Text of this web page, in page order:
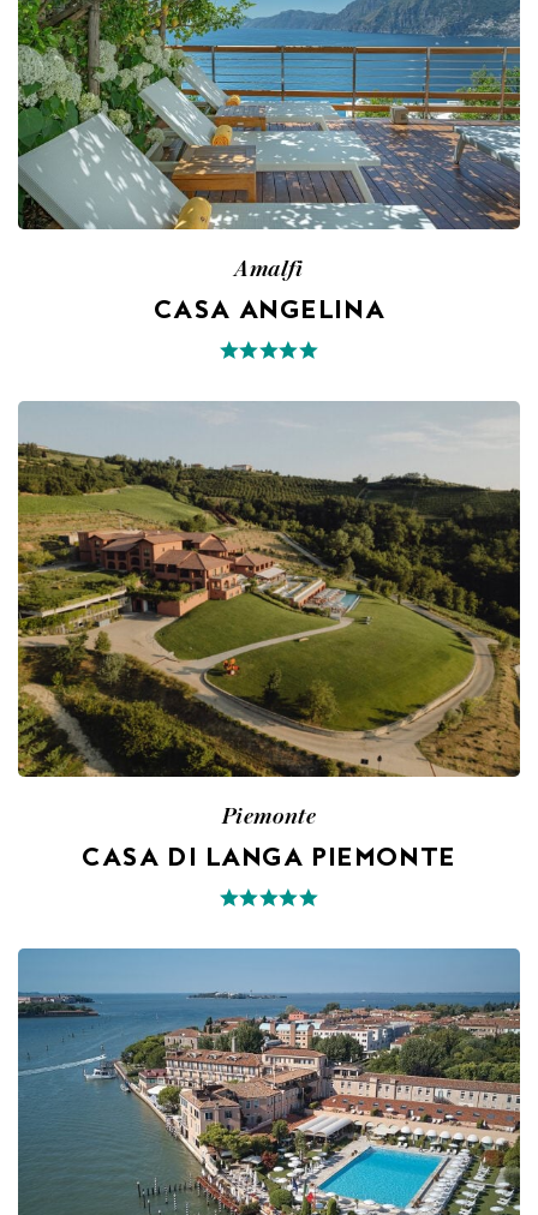
Amalfi
CASA ANGELINA
Piemonte
CASA DI LANGA PIEMONTE